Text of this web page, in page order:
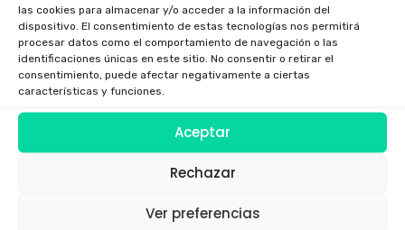
las cookies para almacenar y/o acceder a la información del
dispositivo. El consentimiento de estas tecnologías nos permitirá
procesar datos como el comportamiento de navegación o las
identificaciones únicas en este sitio. No consentir o retirar el
consentimiento, puede afectar negativamente a ciertas
características y funciones.
Aceptar
Rechazar
Ver preferencias
Corporativo
Festivales – Ferias
Marco Legal
Noticias
Entradas recientes